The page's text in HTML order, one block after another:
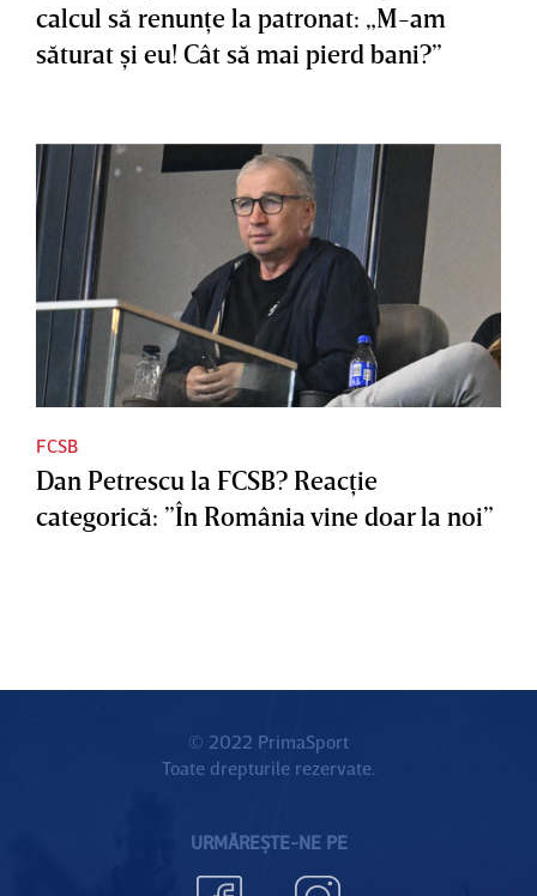
calcul să renunţe la patronat: „M-am
săturat şi eu! Cât să mai pierd bani?”
FCSB
Dan Petrescu la FCSB? Reacţie
categorică: ”În România vine doar la noi”
© 2022 PrimaSport
Toate drepturile rezervate.
URMĂREȘTE-NE PE